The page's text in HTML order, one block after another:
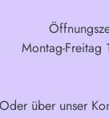
Montag-Freitag
Oder über unser